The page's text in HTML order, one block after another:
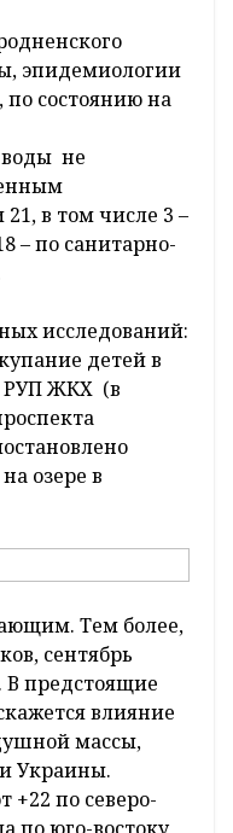
эпидемиологии
по состоянию на
воды не
в том числе 3 –
– по санитарно-
исследований:
детей в
РУП ЖКХ (в
озере в
Тем более,
сентябрь
В предстоящие
влияние
массы,
Украины.
+22 по северо-